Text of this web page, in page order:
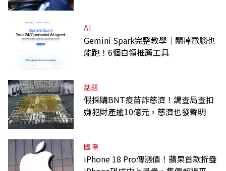
AI
Gemini Spark完整教學｜關掉電腦也
能跑！6個白領推薦工具
話題
假採購BNT疫苗詐慈濟！調查局查扣
嫌犯財產逾10億元，慈濟也發聲明
國際
iPhone 18 Pro傳漲價！蘋果首款折疊